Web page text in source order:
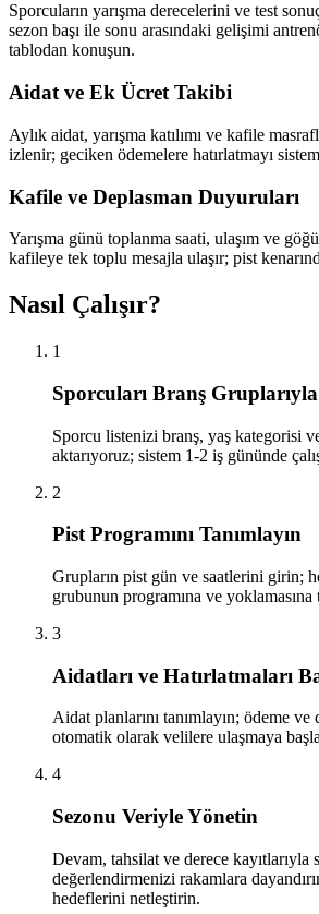
Sporcuların yarışma derecelerini ve test
sezon başı ile sonu arasındaki gelişimi
tablodan konuşun.
Aidat ve Ek Ücret Takibi
Aylık aidat, yarışma katılımı ve kafile
izlenir; geciken ödemelere hatırlatmayı
Kafile ve Deplasman Duyuruları
Yarışma günü toplanma saati, ulaşım ve
kafileye tek toplu mesajla ulaşır; pist
Nasıl Çalışır?
1
Sporcuları Branş
Sporcu listenizi branş, yaş kategorisi
aktarıyoruz; sistem 1-2 iş gününde
2
Pist Programını Tanımlayın
Grupların pist gün ve saatlerini girin;
grubunun programına ve
3
Aidatları ve Hatırlatmaları
Aidat planlarını tanımlayın; ödeme
otomatik olarak velilere ulaşmaya
4
Sezonu Veriyle Yönetin
Devam, tahsilat ve derece kayıtlarıyla
değerlendirmenizi rakamlara
hedeflerini netleştirin.